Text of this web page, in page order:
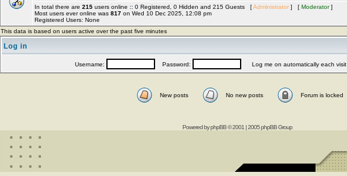
In total there are 215 users online :: 0 Registered, 0 Hidden and 215 Guests [Administrator ] [ Moderator]
Most users ever online was 817 on Wed 10 Dec 2025, 12:08 pm
Registered Users: None
This data is based on users active over the past five minutes
Log in
Username: Password: Log me on automatically each visit
New posts No new posts Forum is locked
Powered byphpBB© 2001 | 2005 phpBB Group